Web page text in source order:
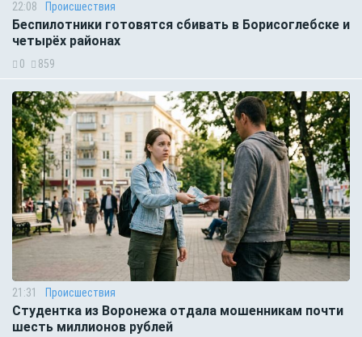
22:08 Происшествия
Беспилотники готовятся сбивать в Борисоглебске и
четырёх районах
0 859
21:31 Происшествия
Студентка из Воронежа отдала мошенникам почти
шесть миллионов рублей